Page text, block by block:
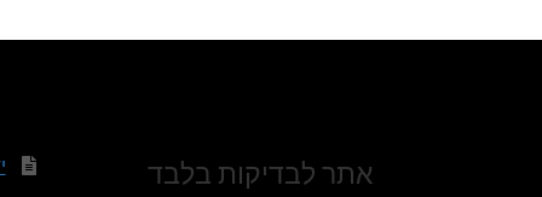
אתר לבדיקות בלבד